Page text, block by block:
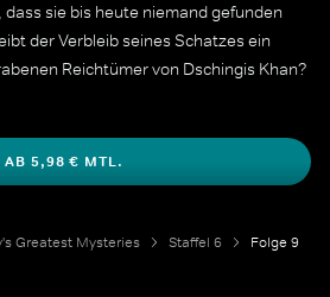
sie bis heute niemand gefunden
der Verbleib seines Schatzes ein
Reichtümer von Dschingis Khan?
AB 5,98 € MTL.
Greatest Mysteries Staffel 6 Folge 9